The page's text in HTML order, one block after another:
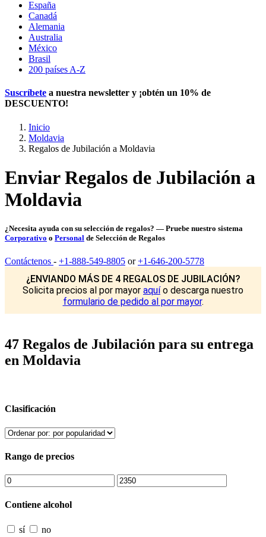
España
Canadá
Alemania
Australia
México
Brasil
200 países A-Z
Suscríbete a nuestra newsletter y ¡obtén un 10% de
DESCUENTO!
Inicio
Moldavia
Regalos de Jubilación a Moldavia
Enviar Regalos de Jubilación a
Moldavia
¿Necesita ayuda con su selección de regalos? — Pruebe nuestro sistema
Corporativo o Personal de Selección de Regalos
Contáctenos - +1-888-549-8805 or+1-646-200-5778
¿ENVIANDO MÁS DE 4 REGALOS DE JUBILACIÓN?
Solicita precios al por mayor aquío descarga nuestro
formulario de pedido al por mayor.
47 Regalos de Jubilación para su entrega
en Moldavia
Clasificación
Rango de precios
Contiene alcohol
sí no